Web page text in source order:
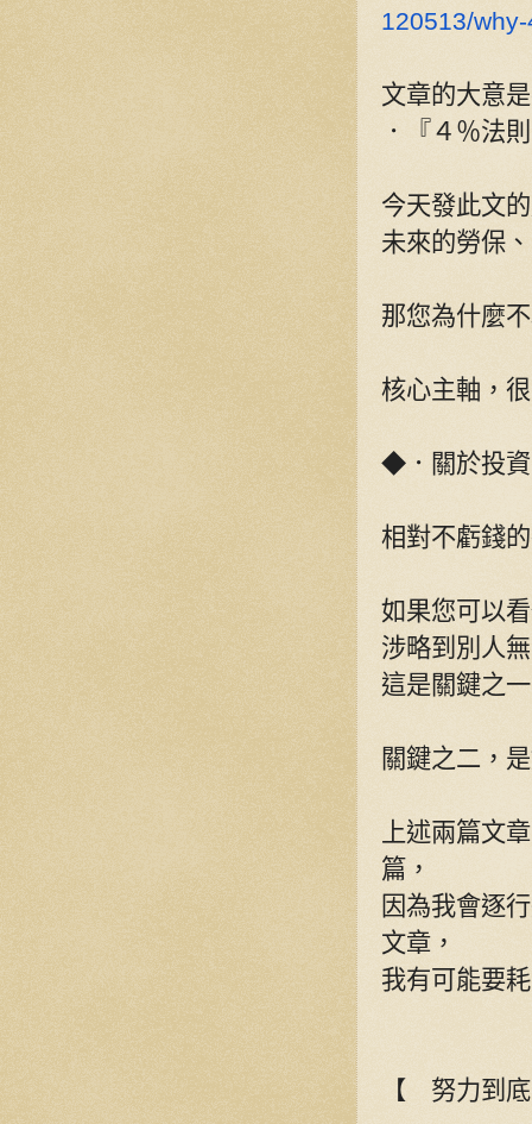
120513/
文章的大意
．『４％法
今天發此文
未來的勞保
那您為什麼
核心主軸，
◆．關於投
相對不虧錢
如果您可以
涉略到別人
這是關鍵之
關鍵之二，
上述兩篇文
篇，
因為我會逐
文章，
我有可能要
【 努力到